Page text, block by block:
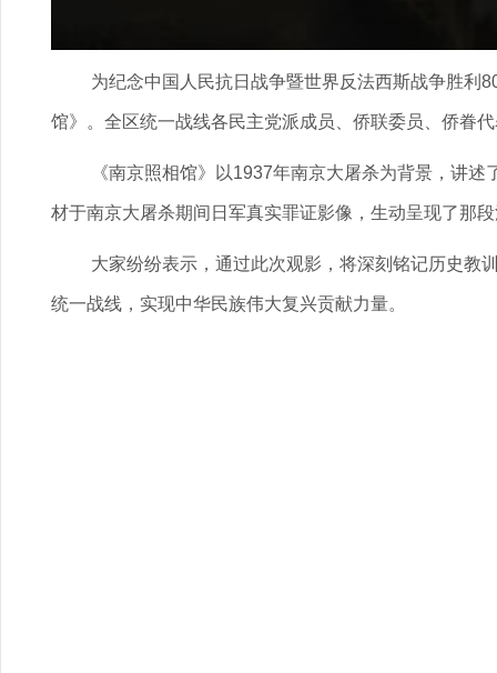
为纪念中国人民抗日战争暨世界反法西斯战争胜利
馆》。全区统一战线各民主党派成员、侨联委员、侨眷
《南京照相馆》以1937年南京大屠杀为背景，讲
材于南京大屠杀期间日军真实罪证影像，生动呈现了那
大家纷纷表示，通过此次观影，将深刻铭记历史教
统一战线，实现中华民族伟大复兴贡献力量。